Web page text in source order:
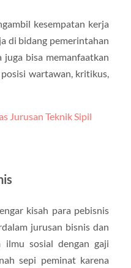
kesempatan kerja
di bidang pemerintahan
juga bisa memanfaatkan
wartawan, kritikus,
Jurusan Teknik Sipil
kisah para pebisnis
jurusan bisnis dan
ilmu sosial dengan gaji
sepi peminat karena